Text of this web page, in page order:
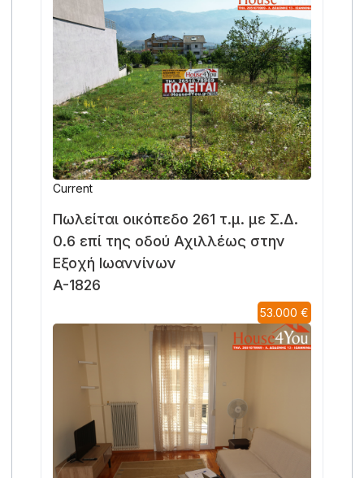
Current
Πωλείται οικόπεδο 261 τ.μ. με Σ.Δ.
0.6 επί της οδού Αχιλλέως στην
Εξοχή Ιωαννίνων
A-1826
53.000 €